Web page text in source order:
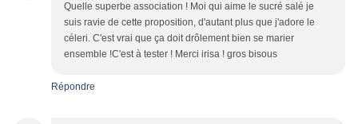
Quelle superbe association ! Moi qui aime le sucré salé je
suis ravie de cette proposition, d'autant plus que j'adore le
céleri. C'est vrai que ça doit drôlement bien se marier
ensemble !C'est à tester ! Merci irisa ! gros bisous
Répondre